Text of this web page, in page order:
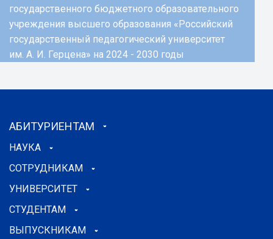
государственного бюджетного образовательного
учреждения высшего образования «Российский
государственный педагогический университет
им. А. И. Герцена» на 2024 - 2030 годы
АБИТУРИЕНТАМ
НАУКА
СОТРУДНИКАМ
УНИВЕРСИТЕТ
СТУДЕНТАМ
ВЫПУСКНИКАМ